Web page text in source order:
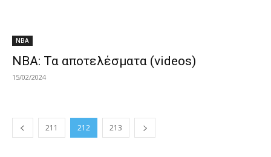
NBA
NBA: Τα αποτελέσματα (videos)
15/02/2024
211 212 213